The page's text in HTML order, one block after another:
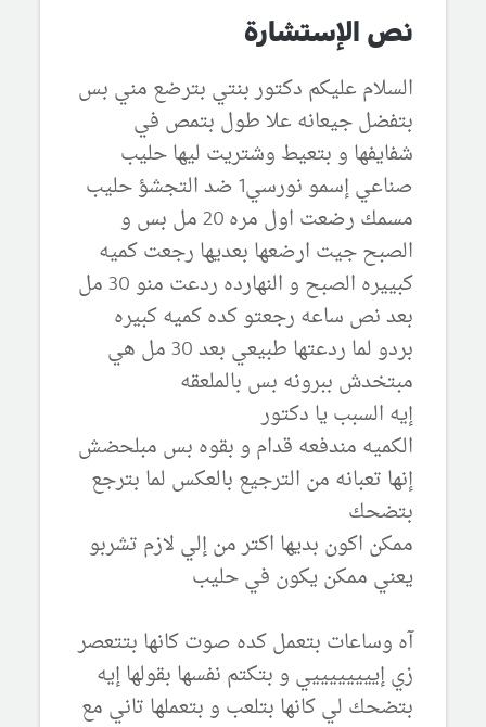
نص الإستشارة
السلام عليكم دكتور بنتي بترضع مني بس
بتفضل جيعانه علا طول بتمص في
شفايفها و بتعيط وشتريت ليها حليب
صناعي إسمو نورسي1 ضد التجشؤ حليب
مسمك رضعت اول مره 20 مل بس و
الصبح جيت ارضعها بعديها رجعت كميه
كبييره الصبح و النهارده ردعت منو 30 مل
بعد نص ساعه رجعتو كده كميه كبيره
بردو لما ردعتها طبيعي بعد 30 مل هي
مبتخدش ببرونه بس بالملعقه
إيه السبب يا دكتور
الكميه مندفعه قدام و بقوه بس مبلحضش
إنها تعبانه من الترجيع بالعكس لما بترجع
بتضحك
ممكن اكون بديها اكتر من إلي لازم تشربو
يعني ممكن يكون في حليب
آه وساعات بتعمل كده صوت كانها بتتعصر
زي إييييييييي و بتكتم نفسها بقولها إيه
بتضحك لي كانها بتلعب و بتعملها تاني مع